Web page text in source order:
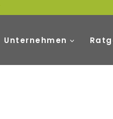
Unternehmen